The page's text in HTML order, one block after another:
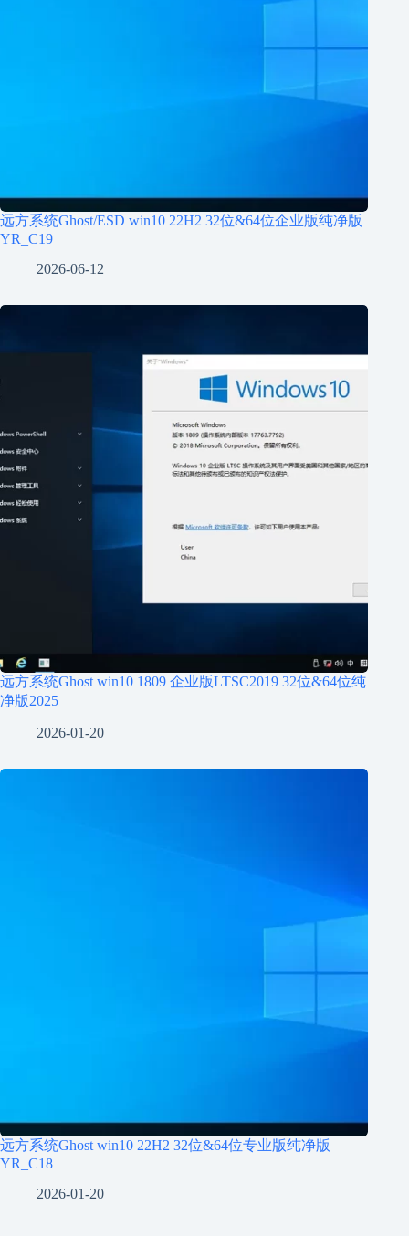
远方系统Ghost/ESD win10 22H2 32位&64位企业版纯净版
YR_C19
2026-06-12
远方系统Ghost win10 1809 企业版LTSC2019 32位&64位纯
净版2025
2026-01-20
远方系统Ghost win10 22H2 32位&64位专业版纯净版
YR_C18
2026-01-20